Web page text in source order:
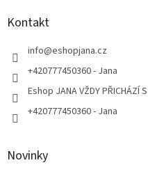
Kontakt
info@eshopjana.cz
+420777450360 - Jana
Eshop JANA VŽDY PŘICHÁZÍ
+420777450360 - Jana
Novinky